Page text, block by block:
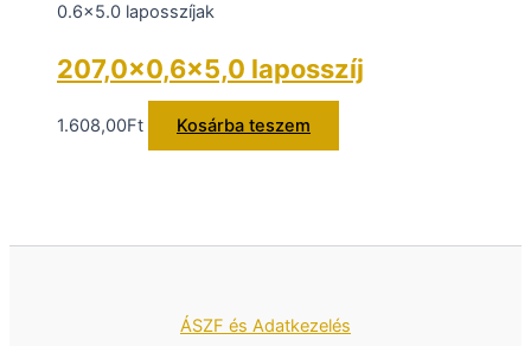
0.6x5.0 laposszíjak
207,0×0,6×5,0 laposszíj
1.608,00Ft Kosárba teszem
ÁSZF és Adatkezelés